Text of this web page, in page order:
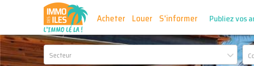
Acheter Louer S'informer Publiez vos
Secteur